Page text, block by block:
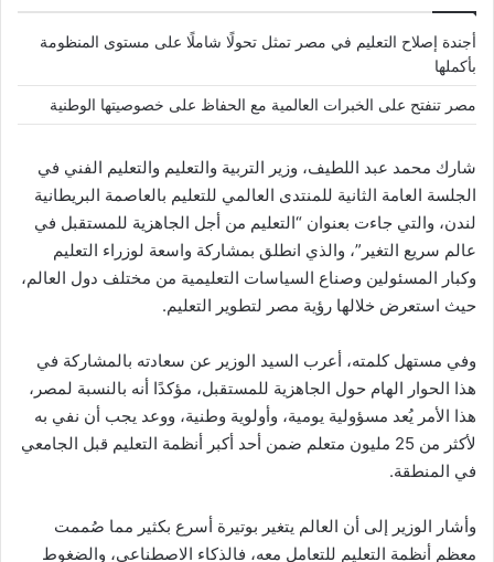
أجندة إصلاح التعليم في مصر تمثل تحولًا شاملًا على مستوى المنظومة
بأكملها
مصر تنفتح على الخبرات العالمية مع الحفاظ على خصوصيتها الوطنية
شارك محمد عبد اللطيف، وزير التربية والتعليم والتعليم الفني في
الجلسة العامة الثانية للمنتدى العالمي للتعليم بالعاصمة البريطانية
لندن، والتي جاءت بعنوان “التعليم من أجل الجاهزية للمستقبل في
عالم سريع التغير”، والذي انطلق بمشاركة واسعة لوزراء التعليم
وكبار المسئولين وصناع السياسات التعليمية من مختلف دول العالم،
حيث استعرض خلالها رؤية مصر لتطوير التعليم.
وفي مستهل كلمته، أعرب السيد الوزير عن سعادته بالمشاركة في
هذا الحوار الهام حول الجاهزية للمستقبل، مؤكدًا أنه بالنسبة لمصر،
هذا الأمر يُعد مسؤولية يومية، وأولوية وطنية، ووعد يجب أن نفي به
لأكثر من 25 مليون متعلم ضمن أحد أكبر أنظمة التعليم قبل الجامعي
في المنطقة.
وأشار الوزير إلى أن العالم يتغير بوتيرة أسرع بكثير مما صُممت
معظم أنظمة التعليم للتعامل معه، فالذكاء الاصطناعي، والضغوط